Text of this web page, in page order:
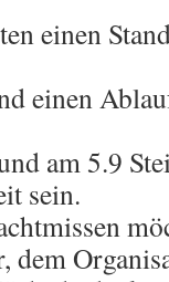
einen
einen
am 5.9
sein.
dem